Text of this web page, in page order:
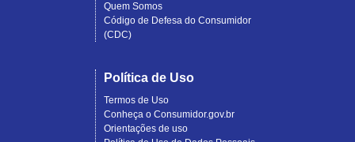
Quem Somos
Código de Defesa do Consumidor
(CDC)
Política de Uso
Termos de Uso
Conheça o Consumidor.gov.br
Orientações de uso